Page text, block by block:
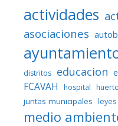
actividades
asociaciones
distritos educacion
FCAVAH hospital
juntas municipales
leyes
medio